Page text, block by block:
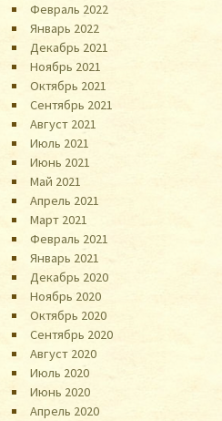
Февраль 2022
Январь 2022
Декабрь 2021
Ноябрь 2021
Октябрь 2021
Сентябрь 2021
Август 2021
Июль 2021
Июнь 2021
Май 2021
Апрель 2021
Март 2021
Февраль 2021
Январь 2021
Декабрь 2020
Ноябрь 2020
Октябрь 2020
Сентябрь 2020
Август 2020
Июль 2020
Июнь 2020
Апрель 2020